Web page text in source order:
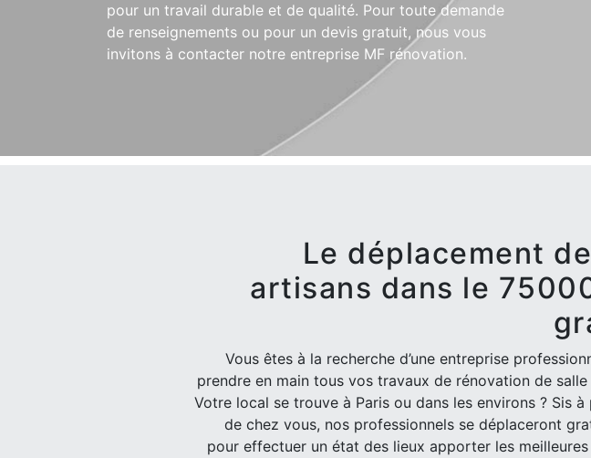
pour un travail durable et de qualité. Pour toute demande
de renseignements ou pour un devis gratuit, nous vous
invitons à contacter notre entreprise MF rénovation.
Le déplacement
artisans dans le
Vous êtes à la recherche d’une entreprise
prendre en main tous vos travaux de rénovation de salle
Votre local se trouve à Paris ou dans les environs ? Sis
de chez vous, nos professionnels se déplaceront
pour effectuer un état des lieux apporter les